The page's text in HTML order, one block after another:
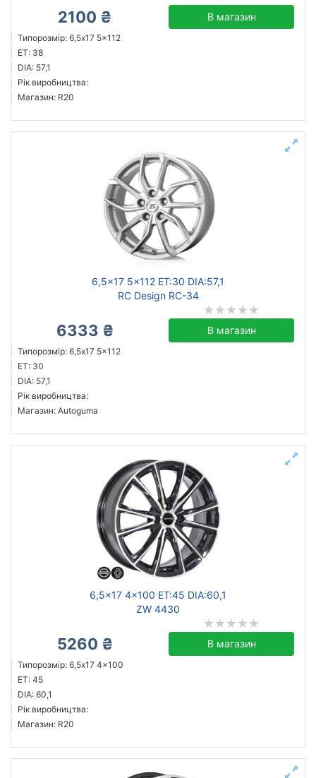
2100 ₴ В магазин
Типорозмір: 6,5x17 5x112
ET: 38
DIA: 57,1
Рік виробництва:
Магазин: R20
6,5x17 5x112 ET:30 DIA:57,1
RC Design RC-34
6333 ₴ В магазин
Типорозмір: 6,5x17 5x112
ET: 30
DIA: 57,1
Рік виробництва:
Магазин: Autoguma
6,5x17 4x100 ET:45 DIA:60,1
ZW 4430
5260 ₴ В магазин
Типорозмір: 6,5x17 4x100
ET: 45
DIA: 60,1
Рік виробництва:
Магазин: R20